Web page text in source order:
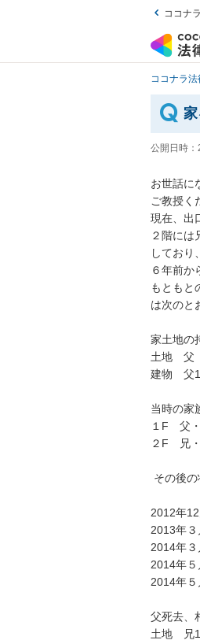
ココナ
ココナラ法
家
公開日時：
お世話に
ご教授く
現在、出
２階には
しており、
６年前か
もともと
は次のと
家土地の
土地　父
建物　父
当時の家
１F　父
２F　兄
2012年
2013年３
2014年３
2014年
2014年
父死去、
土地　兄